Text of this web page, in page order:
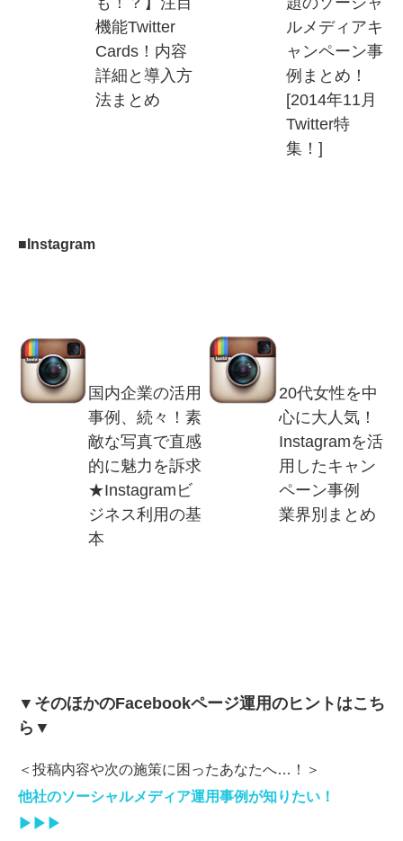
機能Twitter
Cards！内容
詳細と導入方
法まとめ
ルメディアキ
ャンペーン事
例まとめ！
[2014年11月
Twitter特
集！]
■Instagram
国内企業の活用
事例、続々！素
敵な写真で直感
的に魅力を訴求
★Instagramビ
ジネス利用の基
本
20代女性を中
心に大人気！
Instagramを活
用したキャン
ペーン事例
業界別まとめ
▼そのほかのFacebookページ運用のヒントはこち
ら▼
＜投稿内容や次の施策に困ったあなたへ…！＞
他社のソーシャルメディア運用事例が知りたい！
▶▶▶